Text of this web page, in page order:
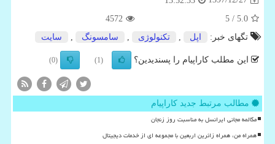
5.0
/ 5
4572
تگهای خبر:
اپل تكنولوژی سامسونگ سایت
این مطلب کاراپیام را پسندیدین؟ (1)
(0)
مطالب مرتبط جدید کاراپیام
مکالمه مجانی ایرانسل به مناسبت روز زنجان
همراه من، همراه زائرین اربعین با مجموعه ای از خدمات دیجیتال